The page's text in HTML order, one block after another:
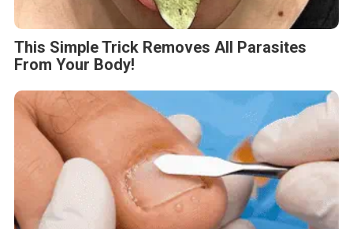
This Simple Trick Removes All Parasites
From Your Body!